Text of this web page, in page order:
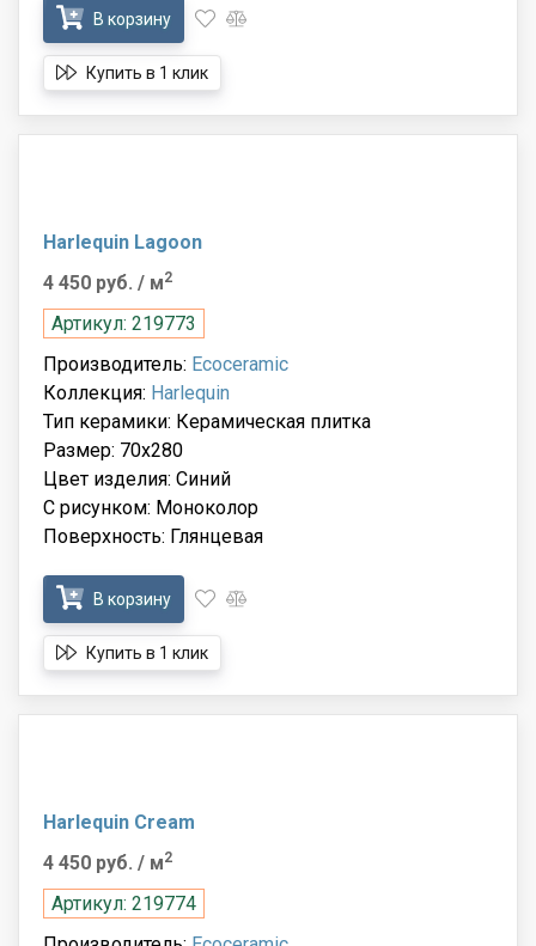
В корзину
Купить в 1 клик
Harlequin Lagoon
4 450 руб. / м2
Артикул: 219773
Производитель: Ecoceramic
Коллекция: Harlequin
Тип керамики: Керамическая плитка
Размер: 70x280
Цвет изделия: Синий
С рисунком: Моноколор
Поверхность: Глянцевая
В корзину
Купить в 1 клик
Harlequin Cream
4 450 руб. / м2
Артикул: 219774